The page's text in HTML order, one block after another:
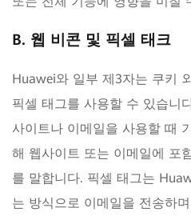
B. 웹 비콘 및 픽셀 태크
Huawei와 일부 제3자는 쿠키
픽셀 태그를 사용할 수 있습니
사이트나 이메일을 사용할 때
해 웹사이트 또는 이메일에 포
를 말합니다. 픽셀 태그는
는 방식으로 이메일을 전송하